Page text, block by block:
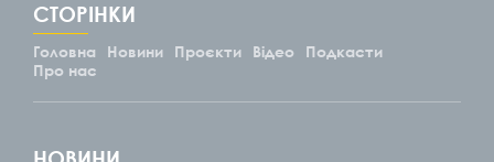
СТОРІНКИ
Головна Новини Проєкти Відео
Подкасти
Про нас